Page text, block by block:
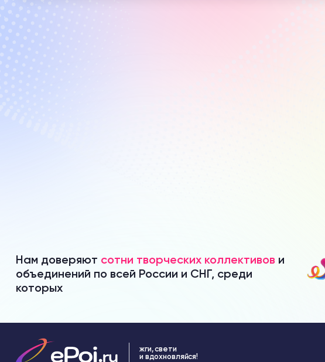
Нам доверяют сотни творческих коллективов и
объединений по всей России и СНГ, среди
которых
жги, свети
и вдохновляйся!